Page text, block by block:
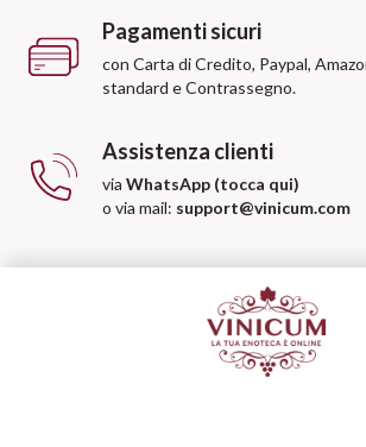
Pagamenti sicuri
con Carta di Credito, Paypal,
standard e Contrassegno.
Assistenza clienti
via WhatsApp (tocca qui)
o via mail: support@vinicum.com